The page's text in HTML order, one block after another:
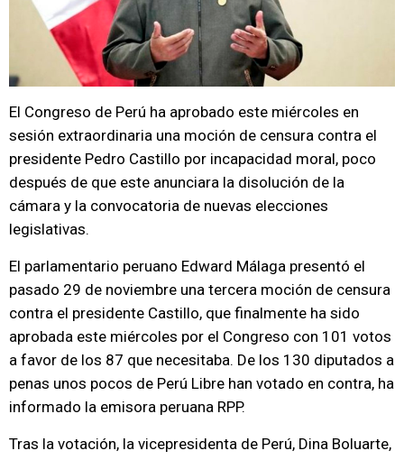
El Congreso de Perú ha aprobado este miércoles en
sesión extraordinaria una moción de censura contra el
presidente Pedro Castillo por incapacidad moral, poco
después de que este anunciara la disolución de la
cámara y la convocatoria de nuevas elecciones
legislativas.
El parlamentario peruano Edward Málaga presentó el
pasado 29 de noviembre una tercera moción de censura
contra el presidente Castillo, que finalmente ha sido
aprobada este miércoles por el Congreso con 101 votos
a favor de los 87 que necesitaba. De los 130 diputados a
penas unos pocos de Perú Libre han votado en contra, ha
informado la emisora peruana RPP.
Tras la votación, la vicepresidenta de Perú, Dina Boluarte,